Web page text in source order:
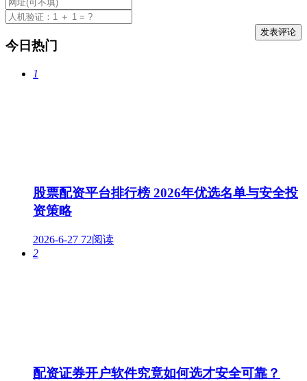
今日热门
1
股票配资平台排行榜 2026年优选名单与安全投
资策略
2026-6-27 72阅读
2
配资证券开户软件究竟如何选才安全可靠？